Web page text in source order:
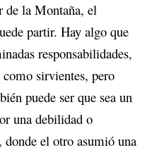
de la Montaña, el
partir. Hay algo que
responsabilidades,
sirvientes, pero
puede ser que sea un
una debilidad o
el otro asumió una